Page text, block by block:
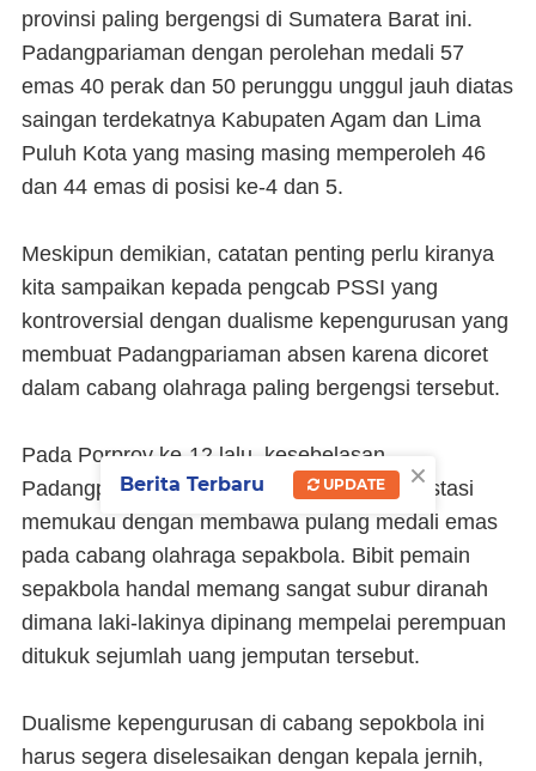
provinsi paling bergengsi di Sumatera Barat ini.
Padangpariaman dengan perolehan medali 57
emas 40 perak dan 50 perunggu unggul jauh diatas
saingan terdekatnya Kabupaten Agam dan Lima
Puluh Kota yang masing masing memperoleh 46
dan 44 emas di posisi ke-4 dan 5.
Meskipun demikian, catatan penting perlu kiranya
kita sampaikan kepada pengcab PSSI yang
kontroversial dengan dualisme kepengurusan yang
membuat Padangpariaman absen karena dicoret
dalam cabang olahraga paling bergengsi tersebut.
Pada Porprov ke-12 lalu, kesebelasan
Padangpariaman berhasil menorehkan prestasi
memukau dengan membawa pulang medali emas
pada cabang olahraga sepakbola. Bibit pemain
sepakbola handal memang sangat subur diranah
dimana laki-lakinya dipinang mempelai perempuan
ditukuk sejumlah uang jemputan tersebut.
Dualisme kepengurusan di cabang sepokbola ini
harus segera diselesaikan dengan kepala jernih,
×
Berita Terbaru UPDATE